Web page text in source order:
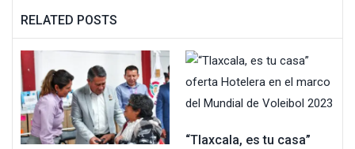
RELATED POSTS
“Tlaxcala, es tu casa”